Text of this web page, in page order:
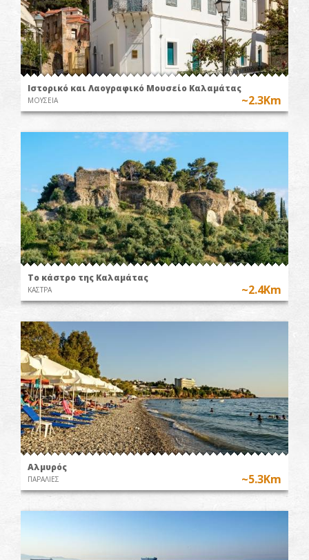
Ιστορικό και Λαογραφικό Μουσείο Καλαμάτας
ΜΟΥΣΕΙΑ ~2.3Km
Το κάστρο της Καλαμάτας
ΚΑΣΤΡΑ ~2.4Km
Αλμυρός
ΠΑΡΑΛΙΕΣ ~5.3Km